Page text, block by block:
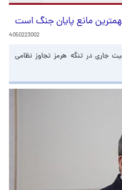
مانع پایان جنگ است
4050223002
جاری در تنگه هرمز تجاوز نظامی